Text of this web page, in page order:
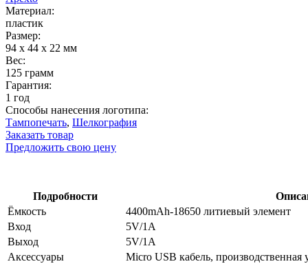
Материал:
пластик
Размер:
94 x 44 x 22 мм
Вес:
125 грамм
Гарантия:
1 год
Способы нанесения логотипа:
Тампопечать, Шелкография
Заказать товар
Предложить свою цену
Подробности
Ёмкость
4400mAh-18650 литиевый элемент
Вход
5V/1A
Выход
5V/1A
Аксессуары
Micro USB кабель, производственная